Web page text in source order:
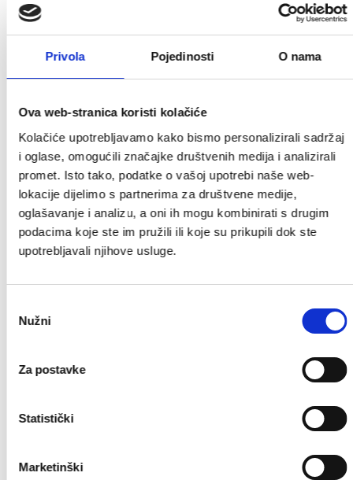
Privola Pojedinosti O nama
Ova web-stranica koristi kolačiće
Kolačiće upotrebljavamo kako bismo personalizirali sadržaj
i oglase, omogućili značajke društvenih medija i analizirali
promet. Isto tako, podatke o vašoj upotrebi naše web-
lokacije dijelimo s partnerima za društvene medije,
oglašavanje i analizu, a oni ih mogu kombinirati s drugim
podacima koje ste im pružili ili koje su prikupili dok ste
upotrebljavali njihove usluge.
pristanka
Nužni
Za postavke
Statistički
Marketinški
Stjepana Radića 17, Pregrada
fax: 049/377-447
e-mail:info@niskogradnjapregrada.hr
HUMPLIN do.o.
Lastine 1, Hum na Sutli
Telefon: 049/340-097
Telefaks: 049/300-533
e-mail:
humplin@humplin.hr
Dječji vrtić „Naša radost“
https://dvnasaradost.hr/
e-mail: dv.nasaradost@pregrada.hr
Tel: 049/376-122